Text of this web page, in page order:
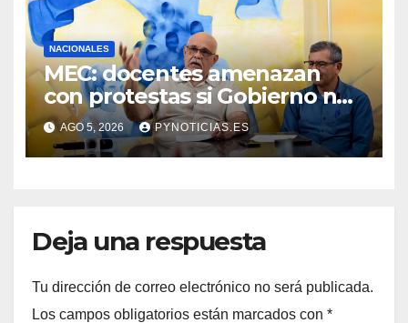
NACIONALES
MEC: docentes amenazan
con protestas si Gobierno no
sube cupo de jubilaciones
AGO 5, 2026 PYNOTICIAS.ES
Deja una respuesta
Tu dirección de correo electrónico no será publicada.
Los campos obligatorios están marcados con *